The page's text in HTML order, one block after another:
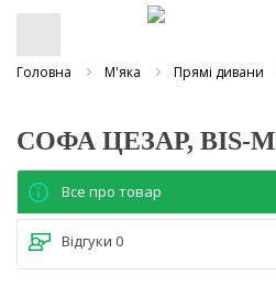
Головна М'яка Прямі дивани
СОФА ЦЕЗАР, BIS-M
Все про товар
Відгуки 0